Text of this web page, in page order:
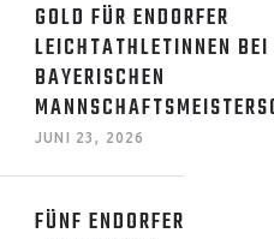
GOLD FÜR ENDORFER
LEICHTATHLETINNEN
BAYERISCHEN
JUNI 23, 2026
FÜNF ENDORFER